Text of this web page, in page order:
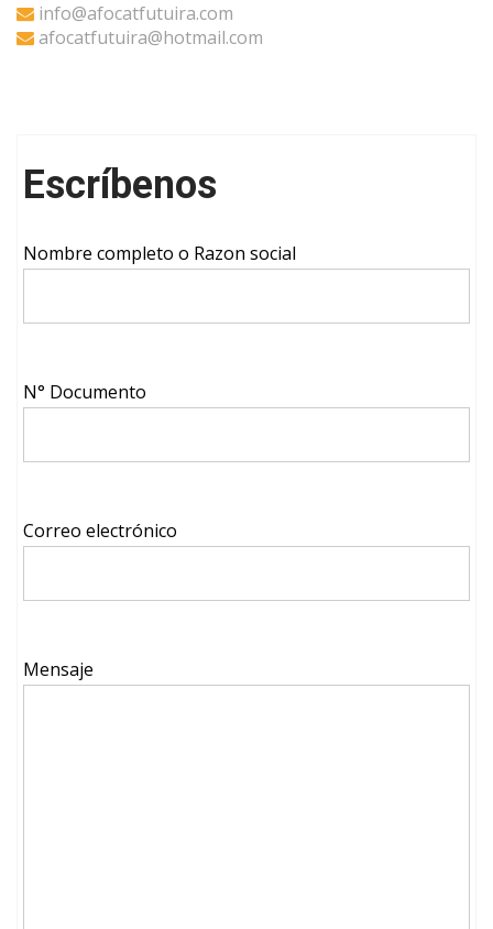
info@afocatfutuira.com
afocatfutuira@hotmail.com
Escríbenos
Nombre completo o Razon social
N° Documento
Correo electrónico
Mensaje